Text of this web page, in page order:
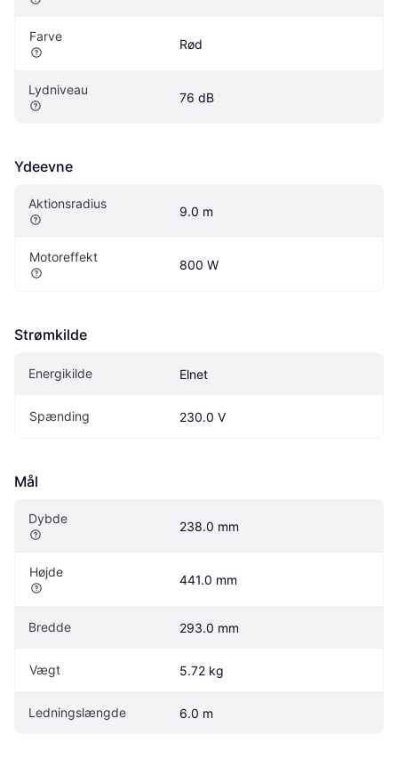
Farve
Rød
Lydniveau
76 dB
Ydeevne
Aktionsradius
9.0 m
Motoreffekt
800 W
Strømkilde
Energikilde Elnet
Spænding 230.0 V
Mål
Dybde
238.0 mm
Højde
441.0 mm
Bredde 293.0 mm
Vægt 5.72 kg
Ledningslængde 6.0 m